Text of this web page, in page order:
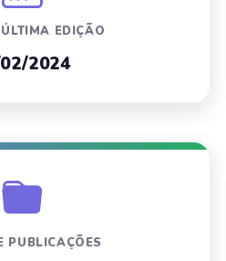
EDIÇÃO
2024
PUBLICAÇÕES